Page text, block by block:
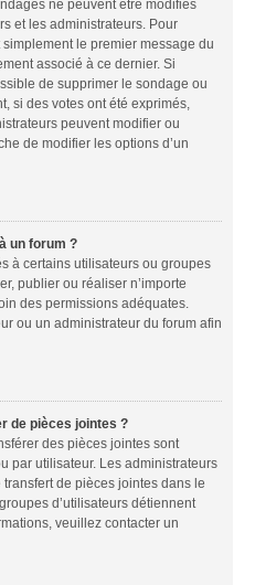
ne peuvent être modifiés
et les administrateurs. Pour
le premier message du
associé à ce dernier. Si
de supprimer le sondage ou
si des votes ont été exprimés,
peuvent modifier ou
de modifier les options d’un
un forum ?
à certains utilisateurs ou groupes
publier ou réaliser n’importe
des permissions adéquates.
ou un administrateur du forum afin
de pièces jointes ?
des pièces jointes sont
par utilisateur. Les administrateurs
de pièces jointes dans le
d’utilisateurs détiennent
veuillez contacter un